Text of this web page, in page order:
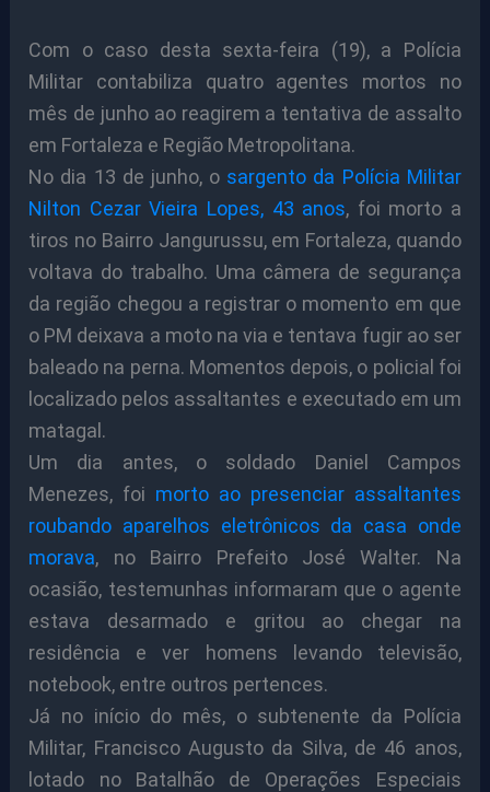
Com o caso desta sexta-feira (19), a Polícia
Militar contabiliza quatro agentes mortos no
mês de junho ao reagirem a tentativa de assalto
em Fortaleza e Região Metropolitana.
No dia 13 de junho, o sargento da Polícia Militar
Nilton Cezar Vieira Lopes, 43 anos, foi morto a
tiros no Bairro Jangurussu, em Fortaleza, quando
voltava do trabalho. Uma câmera de segurança
da região chegou a registrar o momento em que
o PM deixava a moto na via e tentava fugir ao ser
baleado na perna. Momentos depois, o policial foi
localizado pelos assaltantes e executado em um
matagal.
Um dia antes, o soldado Daniel Campos
Menezes, foi morto ao presenciar assaltantes
roubando aparelhos eletrônicos da casa onde
morava, no Bairro Prefeito José Walter. Na
ocasião, testemunhas informaram que o agente
estava desarmado e gritou ao chegar na
residência e ver homens levando televisão,
notebook, entre outros pertences.
Já no início do mês, o subtenente da Polícia
Militar, Francisco Augusto da Silva, de 46 anos,
lotado no Batalhão de Operações Especiais